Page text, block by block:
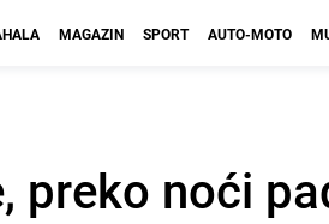
MAGAZIN SPORT AUTO-MOTO
preko noći